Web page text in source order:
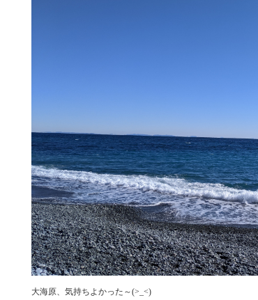
大海原、気持ちよかった～(>_<)